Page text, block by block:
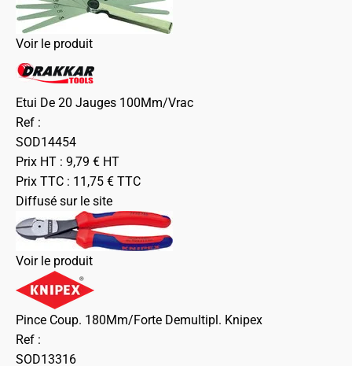
Voir le produit
Etui De 20 Jauges 100Mm/Vrac
Ref :
SOD14454
Prix HT : 9,79 € HT
Prix TTC : 11,75 € TTC
Diffusé sur le site
Voir le produit
Pince Coup. 180Mm/Forte Demultipl. Knipex
Ref :
SOD13316